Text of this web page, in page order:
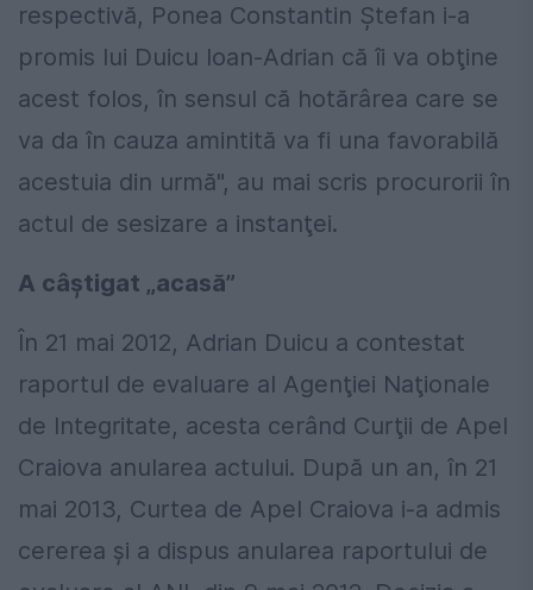
respectivă, Ponea Constantin Ştefan i-a
promis lui Duicu Ioan-Adrian că îi va obţine
acest folos, în sensul că hotărârea care se
va da în cauza amintită va fi una favorabilă
acestuia din urmă", au mai scris procurorii în
actul de sesizare a instanţei.
A câștigat „acasă”
În 21 mai 2012, Adrian Duicu a contestat
raportul de evaluare al Agenţiei Naţionale
de Integritate, acesta cerând Curţii de Apel
Craiova anularea actului. După un an, în 21
mai 2013, Curtea de Apel Craiova i-a admis
cererea şi a dispus anularea raportului de